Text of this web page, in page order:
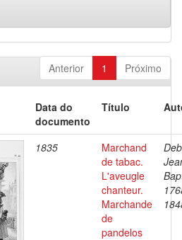
Anterior 1 Próximo
Data do
documento
Título
1835
Marchand
de tabac.
L'aveugle
chanteur.
Marchande
de
pandelos